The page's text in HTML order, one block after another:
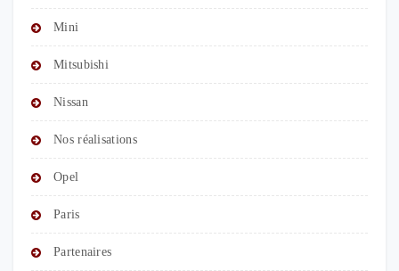
Mini
Mitsubishi
Nissan
Nos réalisations
Opel
Paris
Partenaires